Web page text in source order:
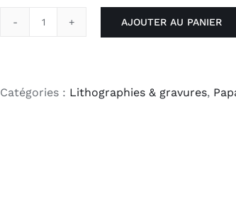
AJOUTER AU PANIER
Catégories : Lithographies & gravures,